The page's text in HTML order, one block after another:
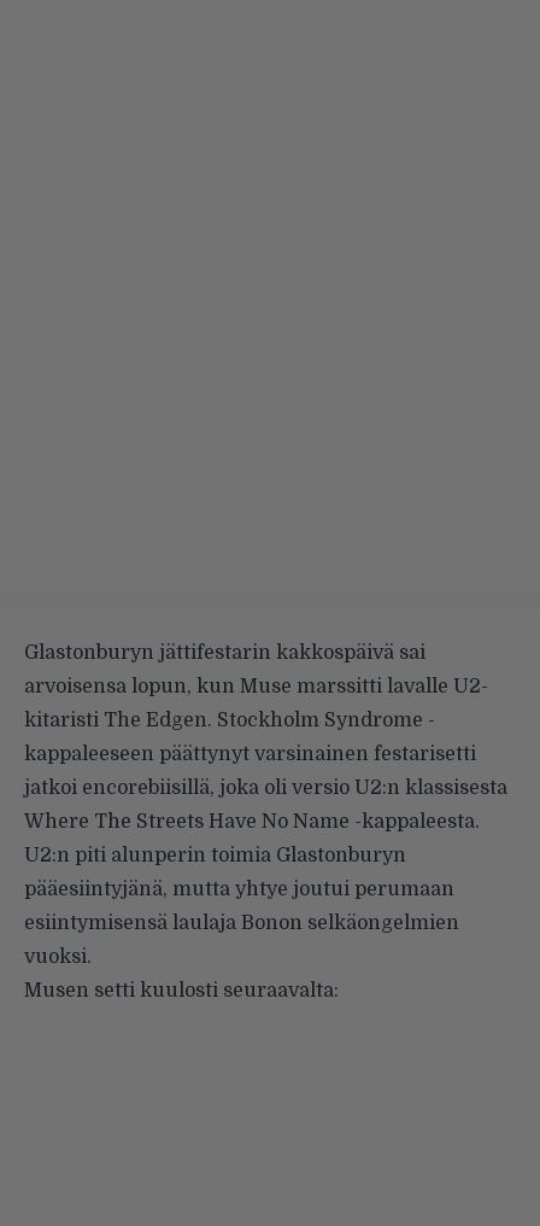
Glastonburyn jättifestarin kakkospäivä sai
arvoisensa lopun, kun Muse marssitti lavalle U2-
kitaristi The Edgen. Stockholm Syndrome -
kappaleeseen päättynyt varsinainen festarisetti
jatkoi encorebiisillä, joka oli versio U2:n klassisesta
Where The Streets Have No Name -kappaleesta.
U2:n piti alunperin toimia Glastonburyn
pääesiintyjänä, mutta yhtye joutui perumaan
esiintymisensä laulaja Bonon selkäongelmien
vuoksi.
Musen setti kuulosti seuraavalta: